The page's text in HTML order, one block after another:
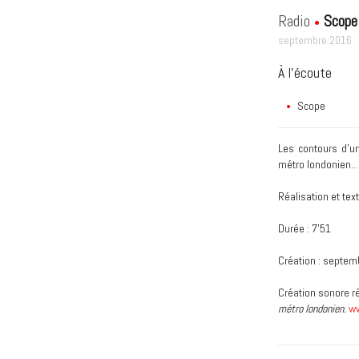
Radio Scope
septembre 2016
À l'écoute
Scope
Les contours
métro londonien...
Réalisation et
Durée : 7'51
Création :
Création sonore
métro londonien.